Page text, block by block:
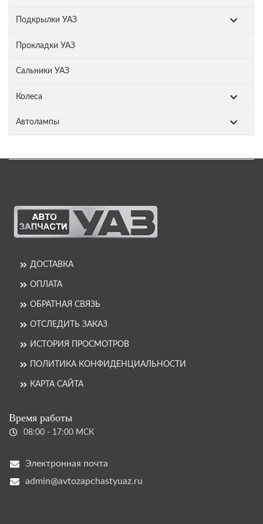
Подкрылки УАЗ
Прокладки УАЗ
Сальники УАЗ
Колеса
Автолампы
ДОСТАВКА
ОПЛАТА
ОБРАТНАЯ СВЯЗЬ
ОТСЛЕДИТЬ ЗАКАЗ
ИСТОРИЯ ПРОСМОТРОВ
ПОЛИТИКА КОНФИДЕНЦИАЛЬНОСТИ
КАРТА САЙТА
Время работы
08:00 - 17:00 МСК
Электронная почта
admin@avtozapchastyuaz.ru